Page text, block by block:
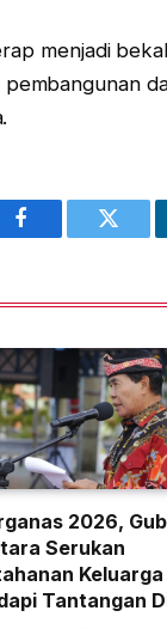
menjadi
Facebook
2026,
Serukan
Keluarga
Tantangan